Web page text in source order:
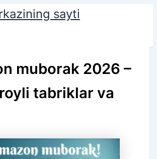
sayti
muborak 2026 –
tabriklar va